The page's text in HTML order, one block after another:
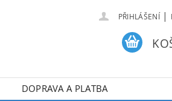
PŘIHLÁŠENÍ |
DOPRAVA A PLATBA